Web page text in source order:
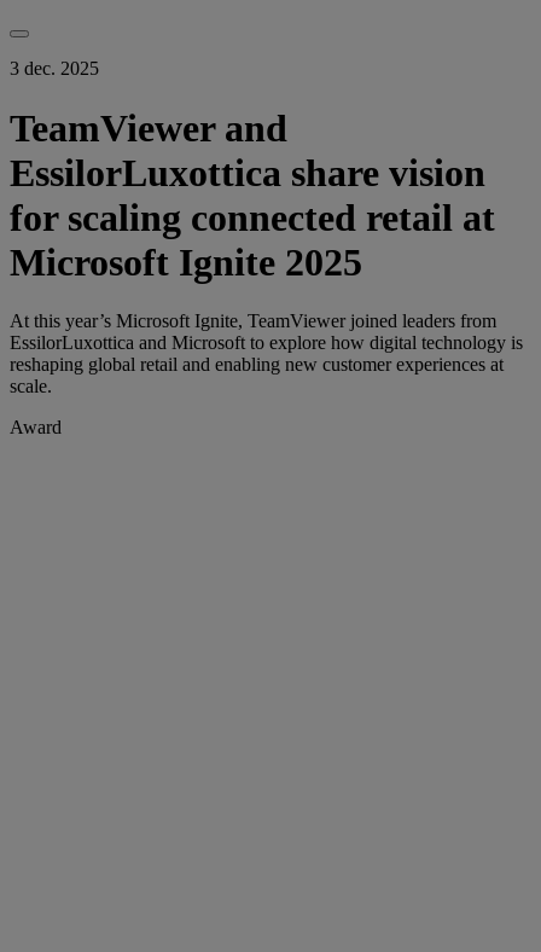
3 dec. 2025
TeamViewer and
EssilorLuxottica share vision
for scaling connected retail at
Microsoft Ignite 2025
At this year’s Microsoft Ignite, TeamViewer joined leaders from
EssilorLuxottica and Microsoft to explore how digital technology is
reshaping global retail and enabling new customer experiences at
scale.
Award